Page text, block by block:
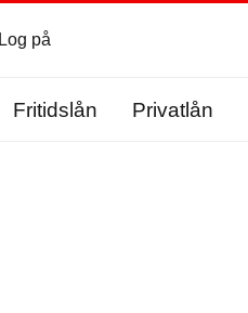
Log på
Fritidslån Privatlån